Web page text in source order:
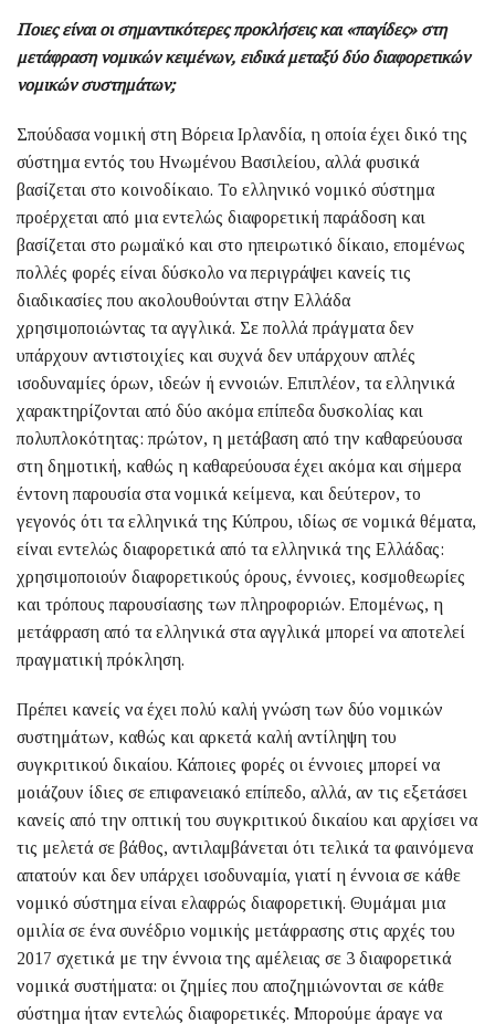
Ποιες είναι οι σημαντικότερες προκλήσεις και «παγίδες» στη
μετάφραση νομικών κειμένων, ειδικά μεταξύ δύο διαφορετικών
νομικών συστημάτων;
Σπούδασα νομική στη Βόρεια Ιρλανδία, η οποία έχει δικό της
σύστημα εντός του Ηνωμένου Βασιλείου, αλλά φυσικά
βασίζεται στο κοινοδίκαιο. Το ελληνικό νομικό σύστημα
προέρχεται από μια εντελώς διαφορετική παράδοση και
βασίζεται στο ρωμαϊκό και στο ηπειρωτικό δίκαιο, επομένως
πολλές φορές είναι δύσκολο να περιγράψει κανείς τις
διαδικασίες που ακολουθούνται στην Ελλάδα
χρησιμοποιώντας τα αγγλικά. Σε πολλά πράγματα δεν
υπάρχουν αντιστοιχίες και συχνά δεν υπάρχουν απλές
ισοδυναμίες όρων, ιδεών ή εννοιών. Επιπλέον, τα ελληνικά
χαρακτηρίζονται από δύο ακόμα επίπεδα δυσκολίας και
πολυπλοκότητας: πρώτον, η μετάβαση από την καθαρεύουσα
στη δημοτική, καθώς η καθαρεύουσα έχει ακόμα και σήμερα
έντονη παρουσία στα νομικά κείμενα, και δεύτερον, το
γεγονός ότι τα ελληνικά της Κύπρου, ιδίως σε νομικά θέματα,
είναι εντελώς διαφορετικά από τα ελληνικά της Ελλάδας:
χρησιμοποιούν διαφορετικούς όρους, έννοιες, κοσμοθεωρίες
και τρόπους παρουσίασης των πληροφοριών. Επομένως, η
μετάφραση από τα ελληνικά στα αγγλικά μπορεί να αποτελεί
πραγματική πρόκληση.
Πρέπει κανείς να έχει πολύ καλή γνώση των δύο νομικών
συστημάτων, καθώς και αρκετά καλή αντίληψη του
συγκριτικού δικαίου. Κάποιες φορές οι έννοιες μπορεί να
μοιάζουν ίδιες σε επιφανειακό επίπεδο, αλλά, αν τις εξετάσει
κανείς από την οπτική του συγκριτικού δικαίου και αρχίσει να
τις μελετά σε βάθος, αντιλαμβάνεται ότι τελικά τα φαινόμενα
απατούν και δεν υπάρχει ισοδυναμία, γιατί η έννοια σε κάθε
νομικό σύστημα είναι ελαφρώς διαφορετική. Θυμάμαι μια
ομιλία σε ένα συνέδριο νομικής μετάφρασης στις αρχές του
2017 σχετικά με την έννοια της αμέλειας σε 3 διαφορετικά
νομικά συστήματα: οι ζημίες που αποζημιώνονται σε κάθε
σύστημα ήταν εντελώς διαφορετικές. Μπορούμε άραγε να